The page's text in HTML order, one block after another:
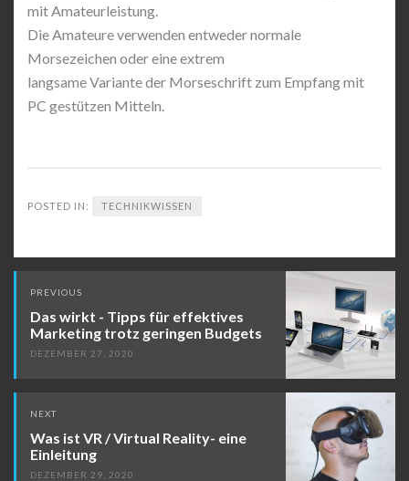
mit Amateurleistung.
Die Amateure verwenden entweder normale
Morsezeichen oder eine extrem
langsame Variante der Morseschrift zum Empfang mit
PC gestützen Mitteln.
POSTED IN: TECHNIKWISSEN
navigation
PREVIOUS
Das wirkt - Tipps für effektives
Marketing trotz geringen Budgets
DEZEMBER 27, 2020
NEXT
Was ist VR / Virtual Reality- eine
Einleitung
DEZEMBER 29, 2020